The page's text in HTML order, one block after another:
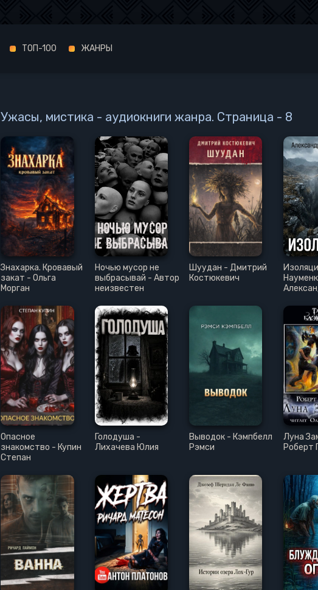
Ужасы, мистика - аудиокниги жанра. Страница - 8
Знахарка. Кровавый
закат - Ольга
Морган
Ночью мусор не
выбрасывай - Автор
неизвестен
Шуудан - Дмитрий
Костюкевич
Опасное
знакомство - Купин
Степан
Голодуша -
Лихачева Юлия
Выводок - Кэмпбелл
Рэмси
Луна
Роберт
ТОП-100 ЖАНРЫ